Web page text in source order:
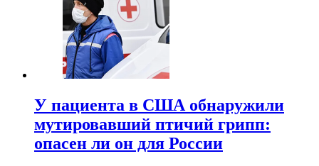
У пациента в США обнаружили
мутировавший птичий грипп:
опасен ли он для России